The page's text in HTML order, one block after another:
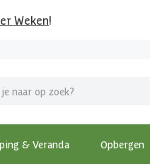
Weken!
& Veranda Opbergen
en tuinhuizen!